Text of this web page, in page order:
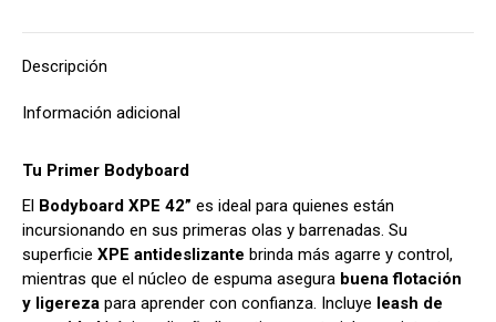
Descripción
Información adicional
Tu Primer Bodyboard
El Bodyboard XPE 42” es ideal para quienes están
incursionando en sus primeras olas y barrenadas. Su
superficie XPE antideslizante brinda más agarre y control,
mientras que el núcleo de espuma asegura buena flotación
y ligereza para aprender con confianza. Incluye leash de